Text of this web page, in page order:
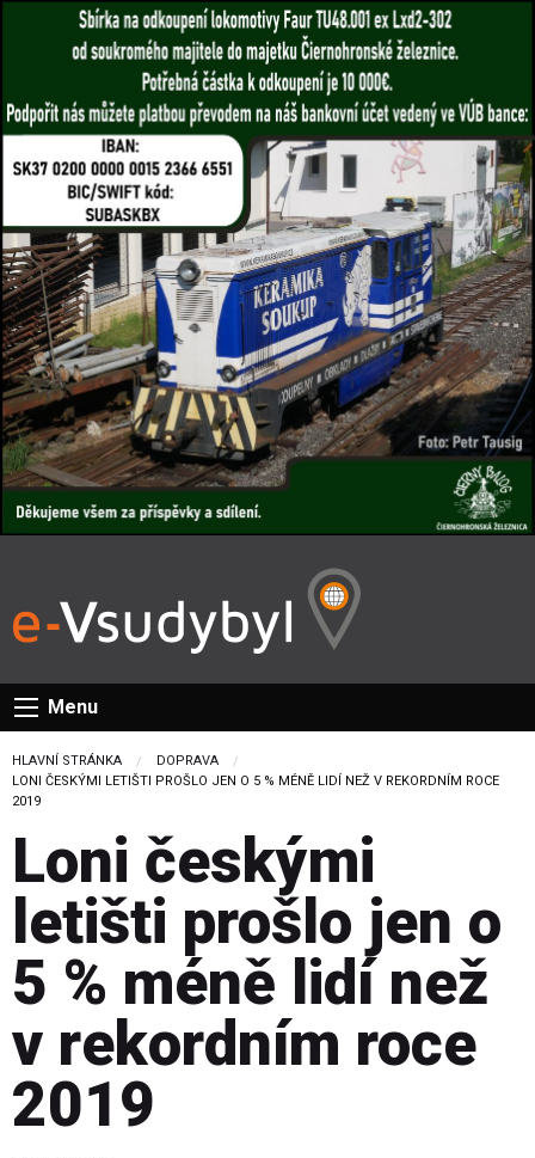
Menu
HLAVNÍ STRÁNKA
DOPRAVA
CURRENT:
LONI ČESKÝMI LETIŠTI PROŠLO JEN O 5 % MÉNĚ LIDÍ NEŽ V REKORDNÍM ROCE
2019
Loni českými
letišti prošlo jen o
5 % méně lidí než
v rekordním roce
2019